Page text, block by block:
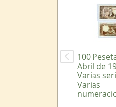
100
Abril de
Varias
Varias